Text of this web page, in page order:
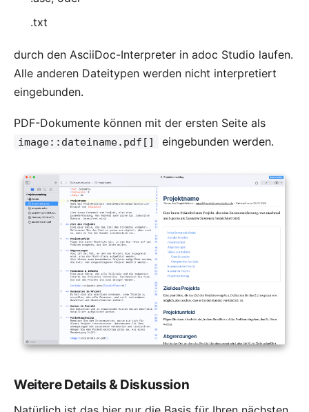
.txt
durch den AsciiDoc-Interpreter in adoc Studio laufen.
Alle anderen Dateitypen werden nicht interpretiert
eingebunden.
PDF-Dokumente können mit der ersten Seite als
image::dateiname.pdf[] eingebunden werden.
Weitere Details & Diskussion